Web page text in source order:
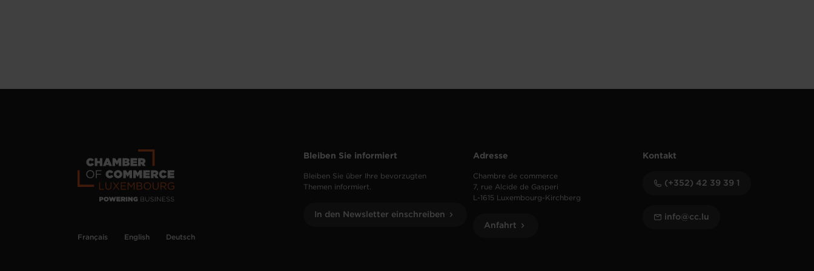
Français English Deutsch
Bleiben Sie informiert
Bleiben Sie über Ihre bevorzugten
Themen informiert.
In den Newsletter einschreiben
Adresse
Chambre de commerce
7, rue Alcide de Gasperi
L-1615 Luxembourg-Kirchberg
Anfahrt
Kontakt
(+352) 42 39 39 1
info@cc.lu